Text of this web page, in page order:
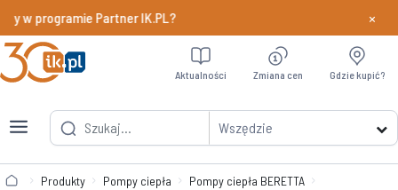
w programie Partner IK.PL? Dowiedz
×
Wszędzie
Aktualności Zmiana cen Gdzie kupić?
Produkty Pompy ciepła
Pompy ciepła BERETTA